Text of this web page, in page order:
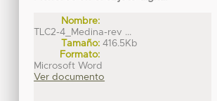
Nombre:
TLC2-4_Medina-rev ...
Tamaño: 416.5Kb
Formato:
Microsoft Word
Ver documento